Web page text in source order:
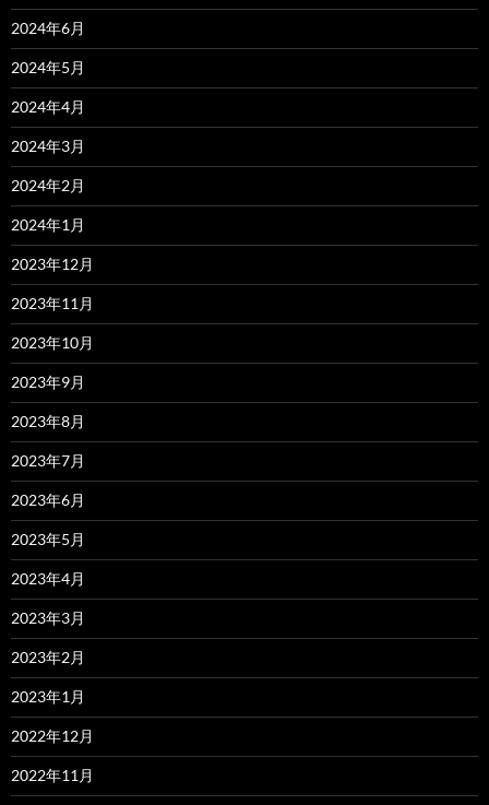
2024年6月
2024年5月
2024年4月
2024年3月
2024年2月
2024年1月
2023年12月
2023年11月
2023年10月
2023年9月
2023年8月
2023年7月
2023年6月
2023年5月
2023年4月
2023年3月
2023年2月
2023年1月
2022年12月
2022年11月